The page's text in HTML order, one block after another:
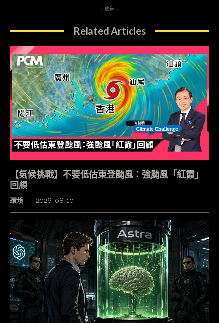
- 廣告 -
Related Articles
【氣候挑戰】不要低估東登颱風：強颱風「紅霞」
回顧
環境 2026-08-10